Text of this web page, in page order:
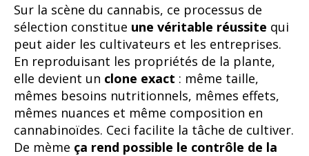
Sur la scène du cannabis, ce processus de
sélection constitue une véritable réussite qui
peut aider les cultivateurs et les entreprises.
En reproduisant les propriétés de la plante,
elle devient un clone exact : même taille,
mêmes besoins nutritionnels, mêmes effets,
mêmes nuances et même composition en
cannabinoïdes. Ceci facilite la tâche de cultiver.
De mème ça rend possible le contrôle de la